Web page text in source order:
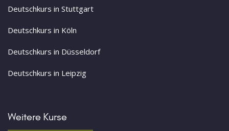
Deutschkurs in Stuttgart
Deutschkurs in Köln
Deutschkurs in Düsseldorf
Deutschkurs in Leipzig
Weitere Kurse